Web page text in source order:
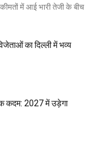
में आई भारी तेजी के बीच
का दिल्ली में भव्य
कदम: 2027 में उड़ेगा